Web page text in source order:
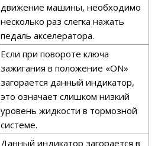
движение машины, необходимо
несколько раз слегка нажать
педаль акселератора.
Если при повороте ключа
зажигания в положение «ON»
загорается данный индикатор,
это означает слишком низкий
уровень жидкости в тормозной
системе.
Данный индикатор загорается в